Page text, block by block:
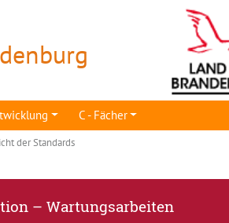
C - Fächer
der Standards
– Wartungsarbeiten